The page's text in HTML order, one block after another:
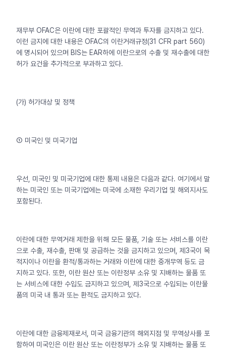
재무부 OFAC은 이란에 대한 포괄적인 무역과 투자를 금지하고 있다.
이런 금지에 대한 내용은 OFAC의 이란거래규정(31 CFR part 560)
에 명시되어 있으며 BIS는 EAR하에 이란으로의 수출 및 재수출에 대한
허가 요건을 추가적으로 부과하고 있다.
(가) 허가대상 및 정책
① 미국인 및 미국기업
우선, 미국인 및 미국기업에 대한 통제 내용은 다음과 같다. 여기에서 말
하는 미국인 또는 미국기업에는 미국에 소재한 우리기업 및 해외지사도
포함된다.
이란에 대한 무역거래 제한을 위해 모든 물품, 기술 또는 서비스를 이란
으로 수출, 재수출, 판매 및 공급하는 것을 금지하고 있으며, 제3국이 목
적지이나 이란을 환적/통과하는 거래와 이란에 대한 중개무역 등도 금
지하고 있다. 또한, 이란 원산 또는 이란정부 소유 및 지배하는 물품 또
는 서비스에 대한 수입도 금지하고 있으며, 제3국으로 수입되는 이란물
품의 미국 내 통과 또는 환적도 금지하고 있다.
이란에 대한 금융제재로서, 미국 금융기관의 해외지점 및 무역상사를 포
함하여 미국인은 이란 원산 또는 이란정부가 소유 및 지배하는 물품 또